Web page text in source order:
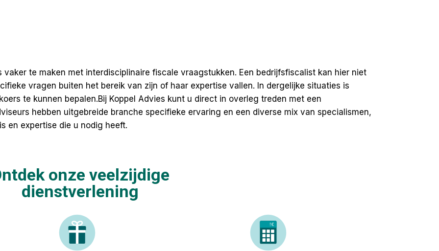
te maken met interdisciplinaire fiscale vraagstukken. Een bedrijfsfiscalist kan hier niet
vragen buiten het bereik van zijn of haar expertise vallen. In dergelijke situaties is
te kunnen bepalen.Bij Koppel Advies kunt u direct in overleg treden met een
hebben uitgebreide branche specifieke ervaring en een diverse mix van specialismen,
en expertise die u nodig heeft.
onze veelzijdige
dienstverlening
€
!